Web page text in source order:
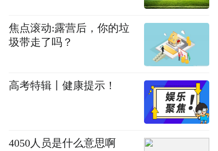
焦点滚动:露营后，你的垃
圾带走了吗？
高考特辑丨健康提示！
4050人员是什么意思啊